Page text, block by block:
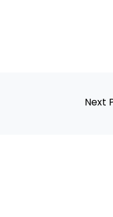
Next